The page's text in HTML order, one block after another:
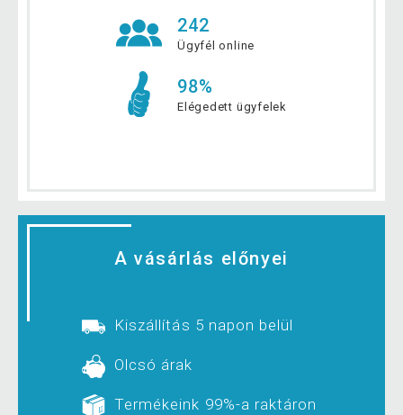
242
Ügyfél online
98%
Elégedett ügyfelek
A vásárlás előnyei
Kiszállítás 5 napon belül
Olcsó árak
Termékeink 99%-a raktáron